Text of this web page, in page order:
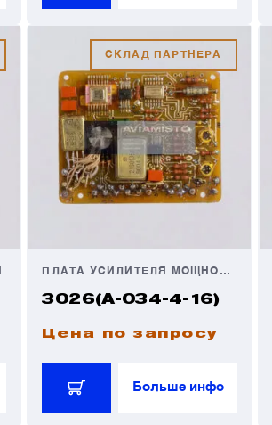
СКЛАД ПАРТНЕРА
ПЛАТА УСИЛИТЕЛЯ МОЩНОСТИ
3026(А-034-4-16)
Цена по запросу
Больше инфо